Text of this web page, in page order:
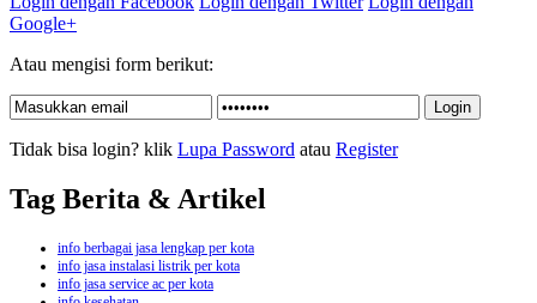
Google+
Atau mengisi form berikut:
Tidak bisa login? klik Lupa Password atau Register
Tag Berita & Artikel
info berbagai jasa lengkap per kota
info jasa instalasi listrik per kota
info jasa service ac per kota